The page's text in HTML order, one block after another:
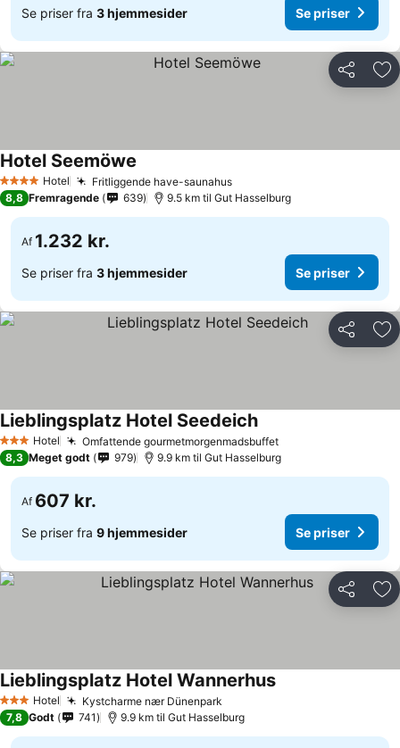
Se priser fra 3 hjemmesider Se priser
Del
4 StjernerHotel Fritliggende have-saunahusSe priser
Hotel Seemöwe
8,8 Fremragende 639 9.5 km til Gut Hasselburg
Af 1.232 kr.
Se priser fra 3 hjemmesider Se priser
Del
3 StjernerHotel Omfattende gourmetmorgenmadsbuffetSe priser
Lieblingsplatz Hotel SeedeichSe priser
8,3 Meget godt 979 9.9 km til Gut Hasselburg
Af 607 kr.
Se priser fra 9 hjemmesider Se priser
Del
3 StjernerHotel Kystcharme nær Dünenpark
Lieblingsplatz Hotel WannerhusSe priser
7,8 Godt 741 9.9 km til Gut Hasselburg